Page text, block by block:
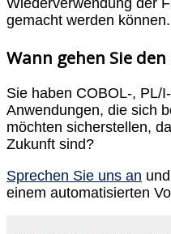
Wiederverwendung der
gemacht werden können.
Wann gehen Sie
Sie haben COBOL-, PL/
Anwendungen, die sich
möchten sicherstellen,
Zukunft sind?
Sprechen Sie uns an
einem automatisierten